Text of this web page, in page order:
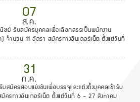
07
ส.ค.
ชย์ รับสมัครบุคคลเพื่อเลือกสรรเป็นพนักงาน
จำนวน 11 อัตรา สมัครทางอินเตอร์เน็ต ตั้งแต่วันที่
31
ก.ค.
สมัครสอบแข่งขันเพื่อบรรจุและแต่งตั้งบุคคลเข้ารับ
ครทางอินเทอร์เน็ต ตั้งแต่วันที่ 6 - 27 สิงหาคม